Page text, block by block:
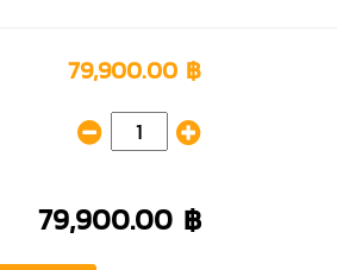
79,900.00 ฿
79,900.00 ฿